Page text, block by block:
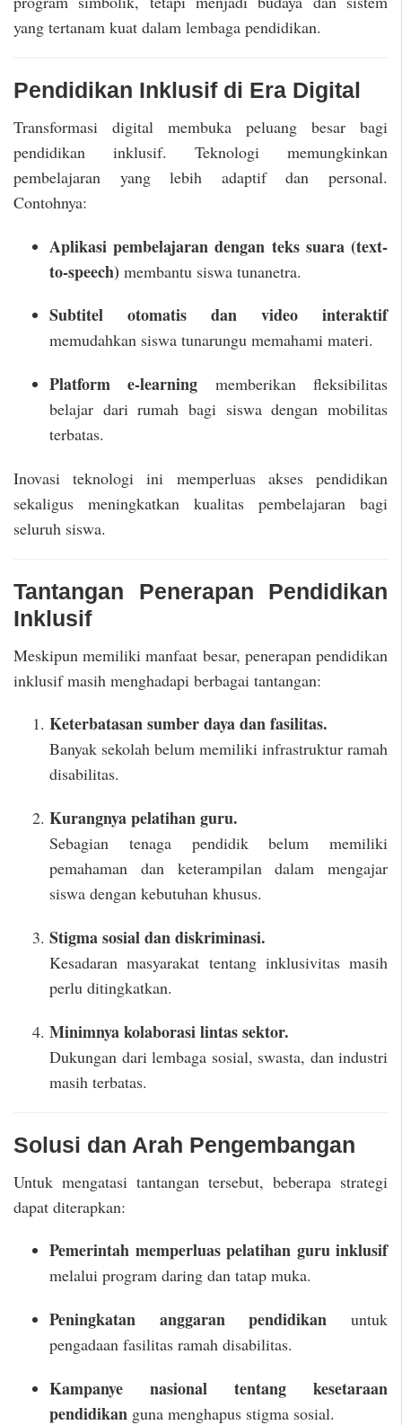
yang tertanam kuat dalam lembaga pendidikan.
Pendidikan Inklusif di Era Digital
Transformasi digital membuka peluang besar bagi
pendidikan inklusif. Teknologi memungkinkan
pembelajaran yang lebih adaptif dan personal.
Contohnya:
Aplikasi pembelajaran dengan teks suara (text-
to-speech) membantu siswa tunanetra.
Subtitel otomatis dan video interaktif
memudahkan siswa tunarungu memahami materi.
Platform e-learning memberikan fleksibilitas
belajar dari rumah bagi siswa dengan mobilitas
terbatas.
Inovasi teknologi ini memperluas akses pendidikan
sekaligus meningkatkan kualitas pembelajaran bagi
seluruh siswa.
Tantangan Penerapan Pendidikan
Inklusif
Meskipun memiliki manfaat besar, penerapan pendidikan
inklusif masih menghadapi berbagai tantangan:
Keterbatasan sumber daya dan fasilitas.
Banyak sekolah belum memiliki infrastruktur ramah
disabilitas.
Kurangnya pelatihan guru.
Sebagian tenaga pendidik belum memiliki
pemahaman dan keterampilan dalam mengajar
siswa dengan kebutuhan khusus.
Stigma sosial dan diskriminasi.
Kesadaran masyarakat tentang inklusivitas masih
perlu ditingkatkan.
Minimnya kolaborasi lintas sektor.
Dukungan dari lembaga sosial, swasta, dan industri
masih terbatas.
Solusi dan Arah Pengembangan
Untuk mengatasi tantangan tersebut, beberapa strategi
dapat diterapkan:
Pemerintah memperluas pelatihan guru inklusif
melalui program daring dan tatap muka.
Peningkatan anggaran pendidikan untuk
pengadaan fasilitas ramah disabilitas.
Kampanye nasional tentang kesetaraan
pendidikan guna menghapus stigma sosial.